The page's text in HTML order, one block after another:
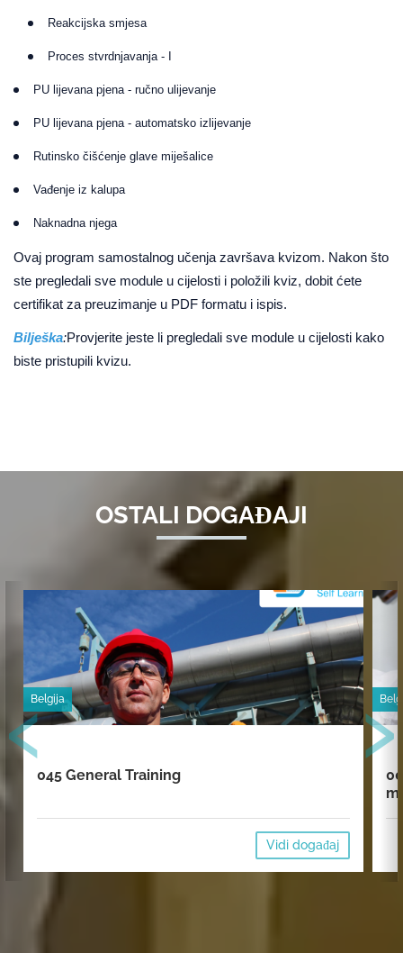
Reakcijska smjesa
Proces stvrdnjavanja - I
PU lijevana pjena - ručno ulijevanje
PU lijevana pjena - automatsko izlijevanje
Rutinsko čišćenje glave miješalice
Vađenje iz kalupa
Naknadna njega
Ovaj program samostalnog učenja završava kvizom. Nakon što
ste pregledali sve module u cijelosti i položili kviz, dobit ćete
certifikat za preuzimanje u PDF formatu i ispis.
Bilješka:Provjerite jeste li pregledali sve module u cijelosti kako
biste pristupili kvizu.
OSTALI DOGAĐAJI
Belgija
045 General Training
Vidi događaj
‹ ›